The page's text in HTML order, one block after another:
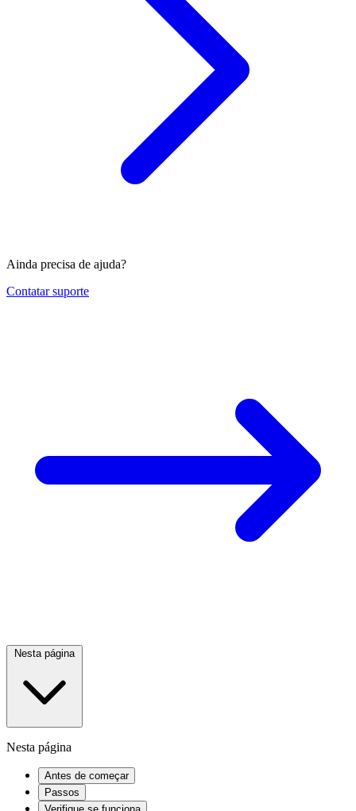
Ainda precisa de ajuda?
Contatar suporte
Nesta página
Nesta página
Antes de começar
Passos